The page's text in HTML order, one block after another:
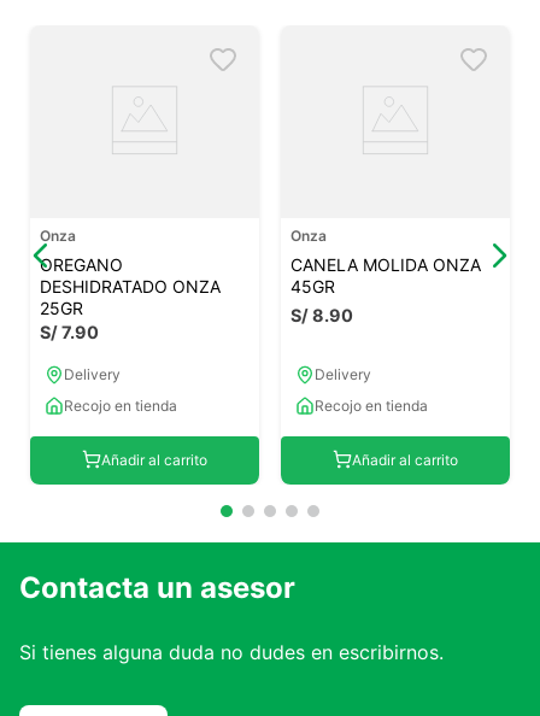
Onza
OREGANO
DESHIDRATADO ONZA
25GR
S/7.90
Delivery
Recojo en tienda
Añadir al carrito
Onza
CANELA MOLIDA ONZA
45GR
S/8.90
Delivery
Recojo en tienda
Añadir al carrito
Contacta un asesor
Si tienes alguna duda no dudes en escribirnos.